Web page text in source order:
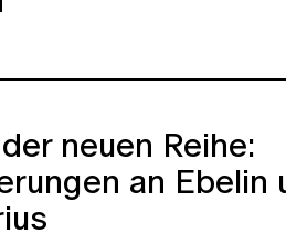
neuen Reihe:
an Ebelin